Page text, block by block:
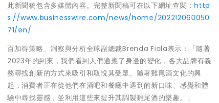
此新聞稿包含多媒體內容。完整新聞稿可在以下網址查閱：http
s://www.businesswire.com/news/home/202212060050
71/en/
百加得策略、洞察與分析全球副總裁Brenda Fiala表示：「隨著
2023年的到來，我們看到人們適應了身邊的變化，各大品牌有義
務尋找創新的方式來吸引和取悅其受眾。隨著雞尾酒文化的興
起，消費者正在從他們在酒吧和餐廳中遇到的新口味、感覺和體
驗中尋找靈感，並利用這些來提升其調製雞尾酒的樂趣。」